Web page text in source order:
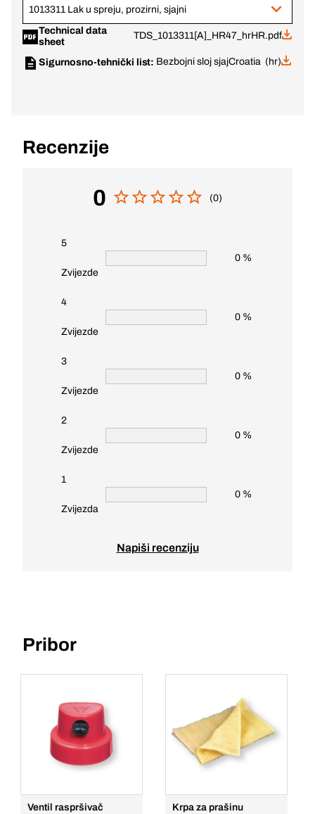
1013311 Lak u spreju, prozirni, sjajni
Technical data
sheet
TDS_1013311[A]_HR47_hrHR.pdf
Sigurnosno-tehnički list: Bezbojni sloj sjajCroatia (hr)
Recenzije
0 (0)
5
Zvijezde
0 %
4
Zvijezde
0 %
3
Zvijezde
0 %
2
Zvijezde
0 %
1
Zvijezda
0 %
Napiši recenziju
Pribor
Ventil raspršivač
Krpa za prašinu